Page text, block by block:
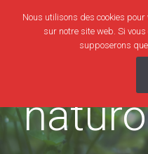
Nous utilisons des cookies
sur notre site web. Si
supposerons